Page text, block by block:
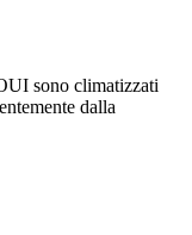
sono climatizzati
dalla